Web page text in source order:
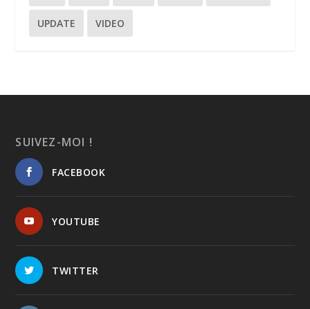
UPDATE VIDEO
SUIVEZ-MOI !
FACEBOOK
YOUTUBE
TWITTER